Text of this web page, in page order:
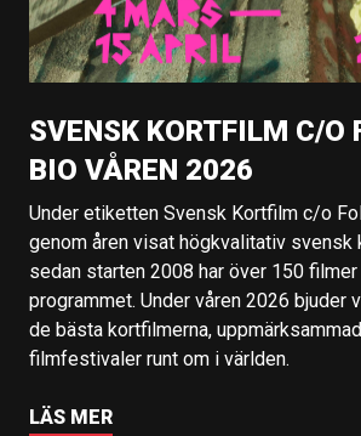
SVENSK KORTFILM C/O
BIO VÅREN 2026
Under etiketten Svensk Kortfilm c/o
genom åren visat högkvalitativ svensk
sedan starten 2008 har över 150
programmet. Under våren 2026 bjuder
de bästa kortfilmerna,
filmfestivaler runt om i världen.
LÄS MER